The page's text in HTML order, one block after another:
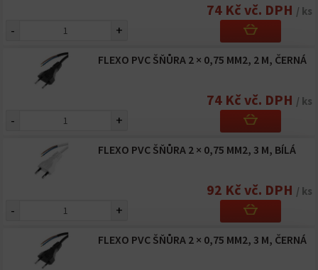
74 Kč vč. DPH / ks
- +
FLEXO PVC ŠŇŮRA 2 × 0,75 MM2, 2 M, ČERNÁ
74 Kč vč. DPH / ks
- +
FLEXO PVC ŠŇŮRA 2 × 0,75 MM2, 3 M, BÍLÁ
92 Kč vč. DPH / ks
- +
FLEXO PVC ŠŇŮRA 2 × 0,75 MM2, 3 M, ČERNÁ